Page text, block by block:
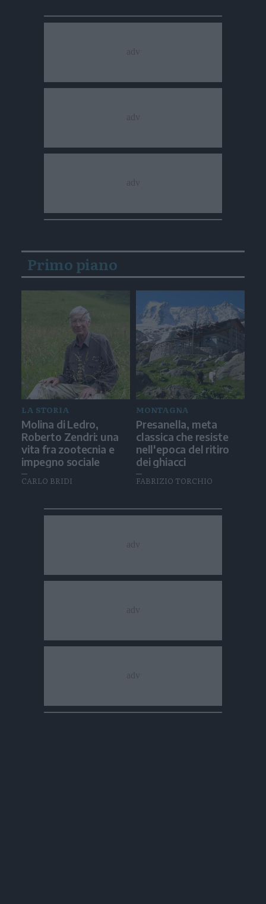
Primo piano
LA STORIA
Molina di Ledro,
Roberto Zendri: una
vita fra zootecnia e
impegno sociale
CARLO BRIDI
MONTAGNA
Presanella, meta
classica che resiste
nell'epoca del ritiro
dei ghiacci
FABRIZIO TORCHIO